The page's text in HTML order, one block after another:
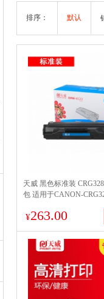
排序： 默认
天威 黑色标准装
包 适用于CANON-
¥263.00